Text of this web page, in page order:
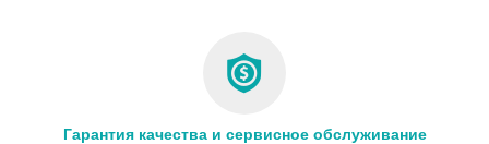
Гарантия качества и сервисное обслуживание